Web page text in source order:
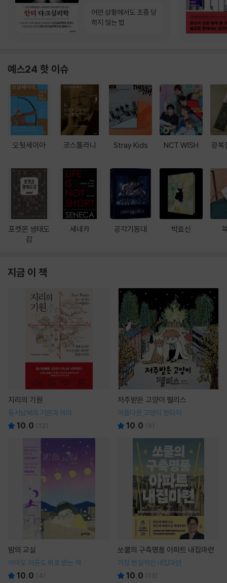
어떤 상황에서도 조종 당
하지 않는 법
예스24 핫 이슈
오뒷세이아
포켓몬 생태도
감
코스톨라니
세네카
Stray Kids
공각기동대
NCT WISH
박효신
광복
지금 이 책
지리의 기원
동서남북의 기원과 의미
10.0 (12)
저주받은 고양이 펠리스
아름다운 고양이 판타지
10.0 (9)
밤의 교실
아이도 어른도 위로 받는 책
10.0 (4)
쏘쿨의 구축명품 아파트 내집마련
가장 현실적인 내집마련
10.0 (13)